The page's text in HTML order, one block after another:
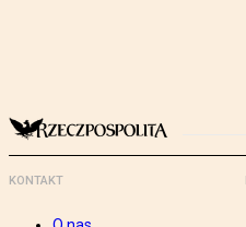
KONTAKT